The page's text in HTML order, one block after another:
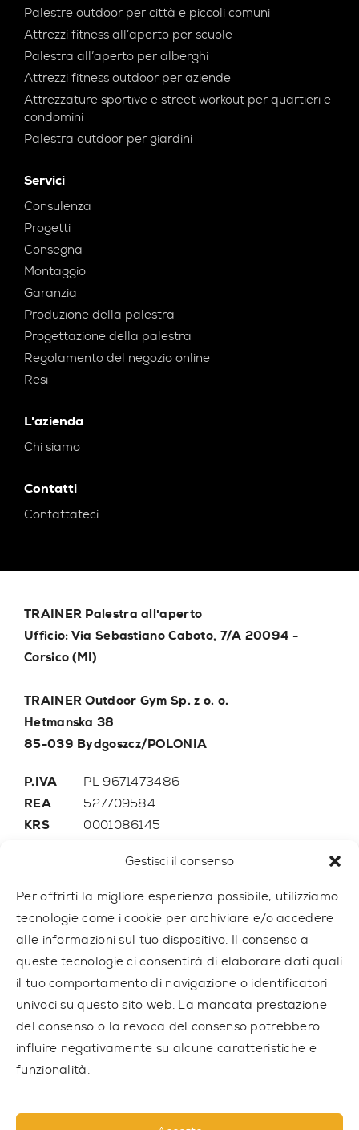
Gestisci il consenso
Per offrirti la migliore esperienza possibile, utilizziamo
tecnologie come i cookie per archiviare e/o accedere
alle informazioni sul tuo dispositivo. Il consenso a
queste tecnologie ci consentirà di elaborare dati quali
il tuo comportamento di navigazione o identificatori
univoci su questo sito web. La mancata prestazione
del consenso o la revoca del consenso potrebbero
influire negativamente su alcune caratteristiche e
funzionalità.
Palestre outdoor per città e piccoli comuni
Attrezzi fitness all’aperto per scuole
Palestra all’aperto per alberghi
Attrezzi fitness outdoor per aziende
Attrezzature sportive e street workout per quartieri e
condomini
Palestra outdoor per giardini
Servici
Consulenza
Progetti
Consegna
Montaggio
Garanzia
Produzione della palestra
Progettazione della palestra
Regolamento del negozio online
Resi
L'azienda
Chi siamo
Contatti
Contattateci
TRAINER Palestra all'aperto
Ufficio: Via Sebastiano Caboto, 7/A 20094 -
Corsico (MI)
TRAINER Outdoor Gym Sp. z o. o.
Hetmanska 38
85-039 Bydgoszcz/POLONIA
P.IVA
PL 9671473486
REA
527709584
KRS
0001086145
+48 507 776 788
E-mail
trainer@outdoor-gym.com